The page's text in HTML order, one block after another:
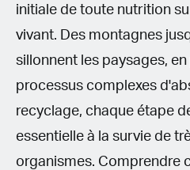
initiale de toute nutrition
vivant. Des montagnes
sillonnent les paysages,
processus complexes
recyclage, chaque étape
essentielle à la survie de
organismes. Comprendre